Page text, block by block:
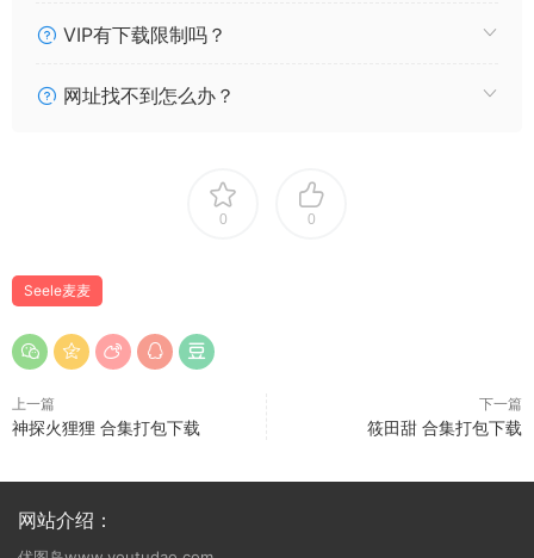
012 Seele麦麦 流萤纯白物语 [34P11V245MB]
010 Seele麦麦 崩坏学园2 saber希儿 [41P142MB]
007 Seele麦麦 银狼的满分游戏记录 [149P927MB]
006 Seele麦麦 崩崩温泉 [59P0.98GB]
003 Seele麦麦 小草神物语 [35P13V340MB]
001 Seele麦麦 彼岸浪花 [82P461MB]
VIP有下载限制吗？
网址找不到怎么办？
0 0
Seele麦麦
上一篇
神探火狸狸 合集打包下载
下一篇
筱田甜 合集打包下载
网站介绍：